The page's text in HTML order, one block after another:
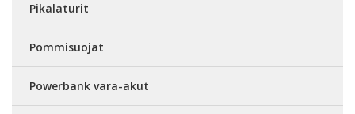
Pikalaturit
Pommisuojat
Powerbank vara-akut